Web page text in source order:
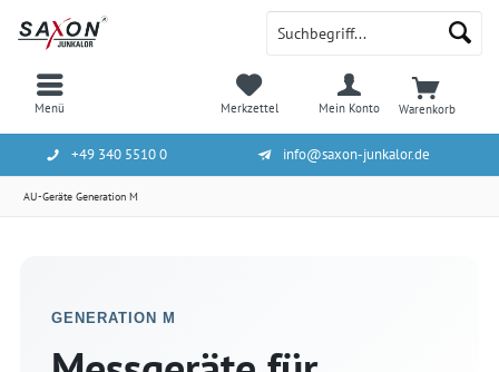
Menü Warenkorb
Merkzettel Mein Konto
+49 340 5510 0 info@saxon-junkalor.de
AU-Geräte Generation M
GENERATION M